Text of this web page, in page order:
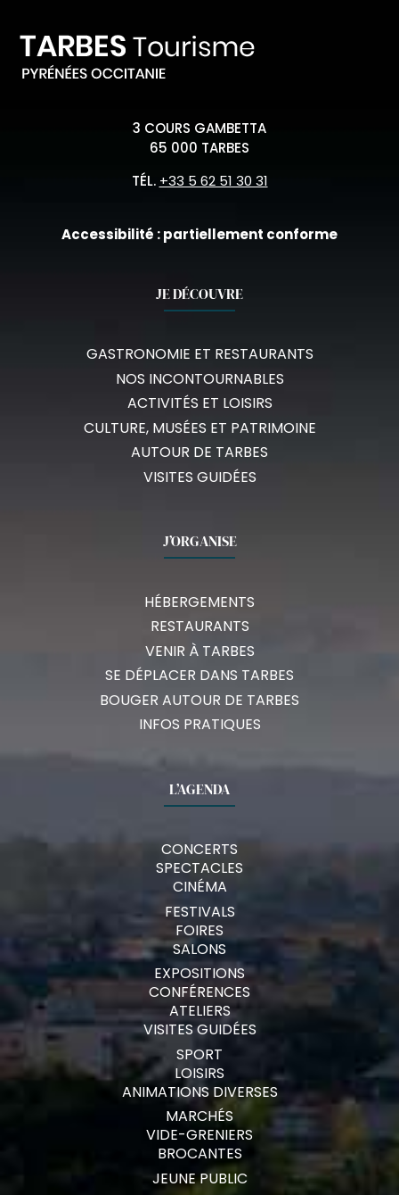
3 COURS GAMBETTA
65 000 TARBES
TÉL. +33 5 62 51 30 31
Accessibilité : partiellement conforme
JE DÉCOUVRE
GASTRONOMIE ET RESTAURANTS
NOS INCONTOURNABLES
ACTIVITÉS ET LOISIRS
CULTURE, MUSÉES ET PATRIMOINE
AUTOUR DE TARBES
VISITES GUIDÉES
J’ORGANISE
HÉBERGEMENTS
RESTAURANTS
VENIR À TARBES
SE DÉPLACER DANS TARBES
BOUGER AUTOUR DE TARBES
INFOS PRATIQUES
L’AGENDA
CONCERTS
SPECTACLES
CINÉMA
FESTIVALS
FOIRES
SALONS
EXPOSITIONS
CONFÉRENCES
ATELIERS
VISITES GUIDÉES
SPORT
LOISIRS
ANIMATIONS DIVERSES
MARCHÉS
VIDE-GRENIERS
BROCANTES
JEUNE PUBLIC